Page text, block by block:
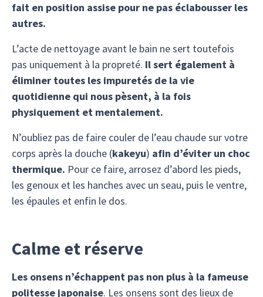
fait en position assise pour ne pas éclabousser les
autres.
L’acte de nettoyage avant le bain ne sert toutefois
pas uniquement à la propreté. Il sert également à
éliminer toutes les impuretés de la vie
quotidienne qui nous pèsent, à la fois
physiquement et mentalement.
N’oubliez pas de faire couler de l’eau chaude sur votre
corps après la douche (kakeyu) afin d’éviter un choc
thermique. Pour ce faire, arrosez d’abord les pieds,
les genoux et les hanches avec un seau, puis le ventre,
les épaules et enfin le dos.
Calme et réserve
Les onsens n’échappent pas non plus à la fameuse
politesse japonaise. Les onsens sont des lieux de